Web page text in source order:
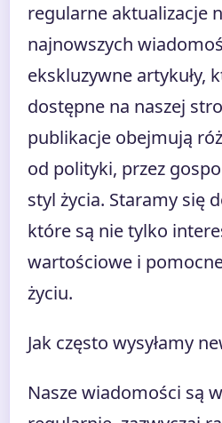
regularne aktualizacje
najnowszych
ekskluzywne artykuły,
dostępne na naszej
publikacje obejmują
od polityki, przez
styl życia. Staramy się
które są nie tylko
wartościowe i
życiu.
Jak często wysyłamy
Nasze wiadomości są